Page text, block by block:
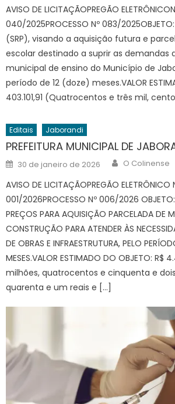
AVISO DE LICITAÇÃOPREGÃO
040/2025PROCESSO Nº 083/
(SRP), visando a aquisição futura e
escolar destinado a suprir as demandas
municipal de ensino do Município de
período de 12 (doze) meses.VALOR
403.101,91 (Quatrocentos e três mil,
Editais Jaborandi
PREFEITURA MUNICIPAL DE
Posted
on
30 de janeiro de 2026 Author
O Colinense
AVISO DE LICITAÇÃOPREGÃO ELETRÔNICO
001/2026PROCESSO Nº 006/2026 OBJETO:
PREÇOS PARA AQUISIÇÃO PARCELADA DE
CONSTRUÇÃO PARA ATENDER ÀS
DE OBRAS E INFRAESTRUTURA, PELO
MESES.VALOR ESTIMADO DO OBJETO: R$
milhões, quatrocentos e cinquenta e
quarenta e um reais e […]